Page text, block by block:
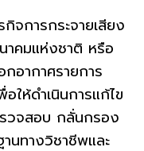
การกระจายเสียง
าคมแห่งชาติ หรือ
อากาศรายการ
อให้ดำเนินการแก้ไข
วจสอบ กลั่นกรอง
านทางวิชาชีพและ